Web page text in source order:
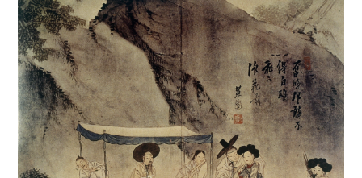
10 3·1운동
1
금성대군
2
김문희
3 금강산
4
마니산
5 외삼촌
6 등대